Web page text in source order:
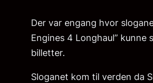
Der var engang hvor
Engines 4 Longhaul” kunne
billetter.
Sloganet kom til verden da